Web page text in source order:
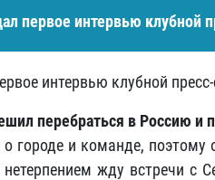
первое интервью клубной
интервью клубной
перебраться в Россию и
городе и команде, поэтому
жду встречи с